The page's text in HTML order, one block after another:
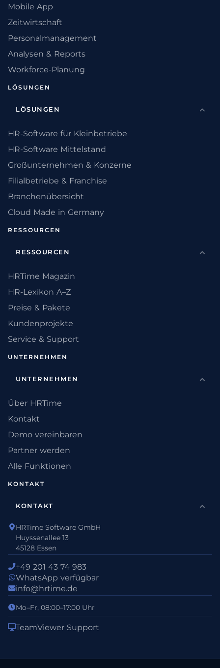
Mobile App
Zeitwirtschaft
Personalmanagement
Analysen & Reports
Workforce-Planung
LÖSUNGEN
LÖSUNGEN
HR-Software für Kleinbetriebe
HR-Software Mittelstand
Großunternehmen & Konzerne
Filialbetriebe & Franchise
Branchenübersicht
Cloud Made in Germany
RESSOURCEN
RESSOURCEN
HRTime Magazin
HR-Lexikon A–Z
Preise & Pakete
Kundenprojekte
Service & Support
UNTERNEHMEN
UNTERNEHMEN
Über HRTime
Kontakt
Demo vereinbaren
Partner werden
Alle Funktionen
KONTAKT
KONTAKT
HRTime Software GmbH
Huyssenallee 13
45128 Essen
+49 201 43 74 983
WhatsApp verfügbar
info@hrtime.de
Mo–Fr, 08:00–17:00 Uhr
TeamViewer Support